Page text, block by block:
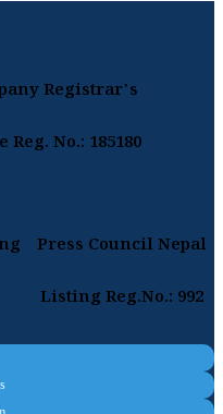
Registrar's
Reg. No.: 185180
Press Council Nepal
Listing Reg.No.: 992